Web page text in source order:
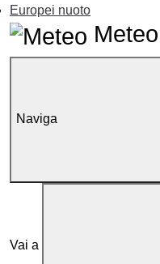
Europei nuoto
Meteo
Naviga
Vai a